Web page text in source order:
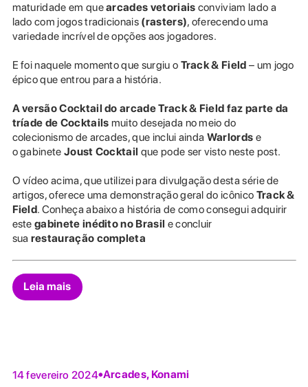
maturidade em quearcades vetoriais conviviam lado a
lado com jogos tradicionais (rasters), oferecendo uma
variedade incrível de opções aos jogadores.
E foi naquele momento que surgiu o Track & Field – um jogo
épico que entrou para a história.
A versão Cocktail do arcade Track & Field faz parte da
tríade de Cocktails muito desejada no meio do
colecionismo de arcades, que inclui ainda Warlords e
o gabinete Joust Cocktail que pode ser visto neste post.
O vídeo acima, que utilizei para divulgação desta série de
artigos, oferece uma demonstração geral do icônico Track &
Field. Conheça abaixo a história de como consegui adquirir
estegabinete inédito no Brasil e concluir
sua restauração completa
Leia mais
14 fevereiro 2024 Arcades, Konami